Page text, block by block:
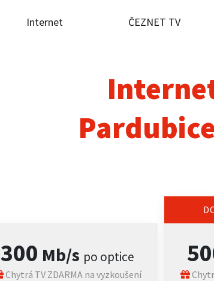
Internet ČEZNET TV
Internet
Podpora
300 Mb/s po optice
Chytrá TV ZDARMA na vyzkoušení